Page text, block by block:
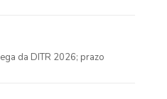
da DITR 2026; prazo